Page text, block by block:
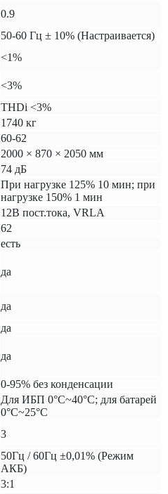
0.9
50-60 Гц ± 10% (Настраивается)
<1%
<3%
THDi <3%
1740 кг
60-62
2000 × 870 × 2050 мм
74 дБ
При нагрузке 125% 10 мин; при
нагрузке 150% 1 мин
12В пост.тока, VRLA
62
есть
да
да
да
да
0-95% без конденсации
Для ИБП 0°C~40°C; для батарей
0°C~25°C
3
50Гц / 60Гц ±0,01% (Режим
АКБ)
3:1